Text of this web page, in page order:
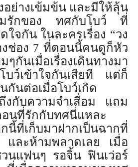
งเข้มข้น และมีให้ลุ้น
รักของ ทศกับโบว์ ที่
ใจกัน ในละครเรื่อง “วง
ช่อง 7 ที่ตอนนี้คนดูก็หัว
ๆกันเมื่อเรื่องเดินทางมา
บว์เข้าใจกันเสียที แต่ก็
กันต่อเมื่อโบว์เกิด
กับความจำเสื่อม แถม
อนที่รักกับทศนี่แหละ
บมาฝากเป็นฉากที่
ละห้ามพลาดเลย เมื่อ
นแฟนๆ รอจิ้น ฟินเว่อร์